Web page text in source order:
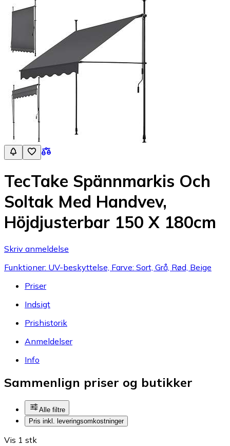
TecTake Spännmarkis Och
Soltak Med Handvev,
Höjdjusterbar 150 X 180cm
Skriv anmeldelse
Funktioner: UV-beskyttelse, Farve: Sort, Grå, Rød, Beige
Priser
Indsigt
Prishistorik
Anmeldelser
Info
Sammenlign priser og butikker
Alle filtre
Pris inkl. leveringsomkostninger
Vis 1 stk